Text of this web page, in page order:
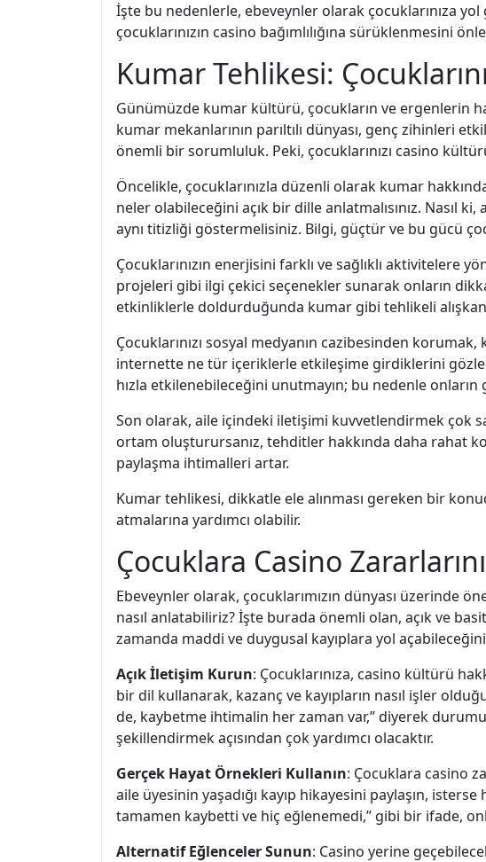
İşte bu nedenlerle, ebeveynler olarak çocuklarınıza
çocuklarınızın casino bağımlılığına sürüklenmesini
Kumar Tehlikesi:
Günümüzde kumar kültürü, çocukların ve ergenlerin
kumar mekanlarının parıltılı dünyası, genç zihinleri
önemli bir sorumluluk. Peki, çocuklarınızı casino
Öncelikle, çocuklarınızla düzenli olarak kumar
neler olabileceğini açık bir dille anlatmalısınız. Nasıl
aynı titizliği göstermelisiniz. Bilgi, güçtür ve bu gücü
Çocuklarınızın enerjisini farklı ve sağlıklı aktivitelere
projeleri gibi ilgi çekici seçenekler sunarak onların
etkinliklerle doldurduğunda kumar gibi tehlikeli
Çocuklarınızı sosyal medyanın cazibesinden
internette ne tür içeriklerle etkileşime girdiklerini
hızla etkilenebileceğini unutmayın; bu nedenle
Son olarak, aile içindeki iletişimi kuvvetlendirmek çok
ortam oluşturursanız, tehditler hakkında daha rahat
paylaşma ihtimalleri artar.
Kumar tehlikesi, dikkatle ele alınması gereken bir
atmalarına yardımcı olabilir.
Çocuklara Casino
Ebeveynler olarak, çocuklarımızın dünyası üzerinde
nasıl anlatabiliriz? İşte burada önemli olan, açık ve
zamanda maddi ve duygusal kayıplara yol
Açık İletişim Kurun: Çocuklarınıza, casino kültürü
bir dil kullanarak, kazanç ve kayıpların nasıl işler
de, kaybetme ihtimalin her zaman var,” diyerek
şekillendirmek açısından çok yardımcı olacaktır.
Gerçek Hayat Örnekleri Kullanın: Çocuklara casino
aile üyesinin yaşadığı kayıp hikayesini paylaşın,
tamamen kaybetti ve hiç eğlenemedi,” gibi bir ifade,
Alternatif Eğlenceler Sunun: Casino yerine